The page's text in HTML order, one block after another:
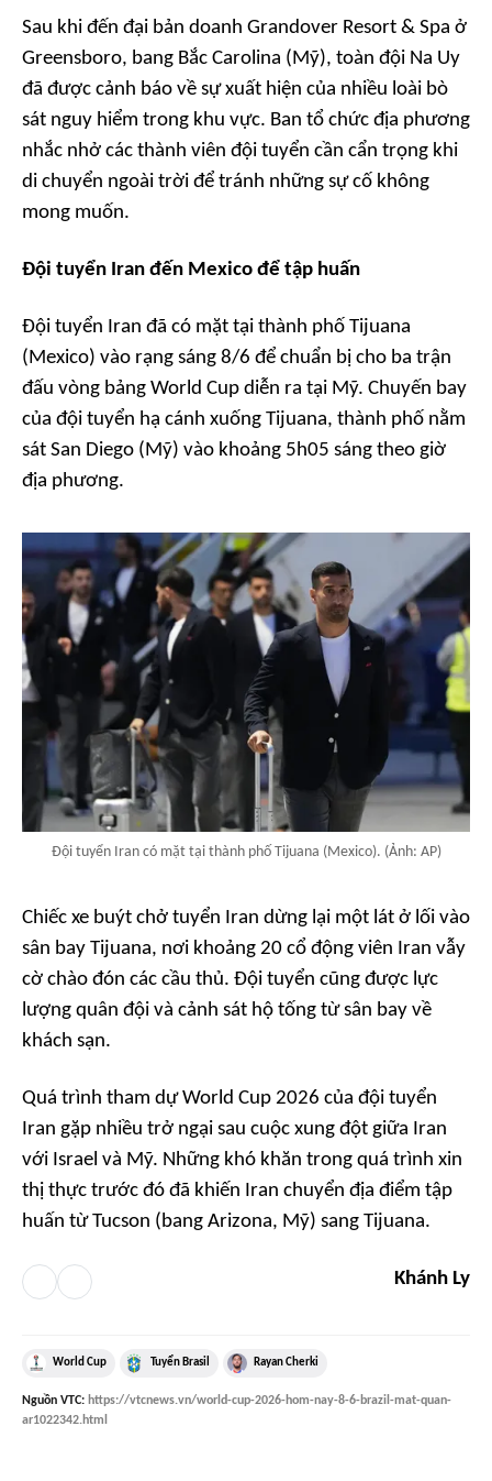
Sau khi đến đại bản doanh Grandover Resort & Spa ở
Greensboro, bang Bắc Carolina (Mỹ), toàn đội Na Uy
đã được cảnh báo về sự xuất hiện của nhiều loài bò
sát nguy hiểm trong khu vực. Ban tổ chức địa phương
nhắc nhở các thành viên đội tuyển cần cẩn trọng khi
di chuyển ngoài trời để tránh những sự cố không
mong muốn.
Đội tuyển Iran đến Mexico để tập huấn
Đội tuyển Iran đã có mặt tại thành phố Tijuana
(Mexico) vào rạng sáng 8/6 để chuẩn bị cho ba trận
đấu vòng bảng World Cup diễn ra tại Mỹ. Chuyến bay
của đội tuyển hạ cánh xuống Tijuana, thành phố nằm
sát San Diego (Mỹ) vào khoảng 5h05 sáng theo giờ
địa phương.
Đội tuyển Iran có mặt tại thành phố Tijuana (Mexico). (Ảnh: AP)
Chiếc xe buýt chở tuyển Iran dừng lại một lát ở lối vào
sân bay Tijuana, nơi khoảng 20 cổ động viên Iran vẫy
cờ chào đón các cầu thủ. Đội tuyển cũng được lực
lượng quân đội và cảnh sát hộ tống từ sân bay về
khách sạn.
Quá trình tham dự World Cup 2026 của đội tuyển
Iran gặp nhiều trở ngại sau cuộc xung đột giữa Iran
với Israel và Mỹ. Những khó khăn trong quá trình xin
thị thực trước đó đã khiến Iran chuyển địa điểm tập
huấn từ Tucson (bang Arizona, Mỹ) sang Tijuana.
Khánh Ly
World Cup Tuyển Brasil Rayan Cherki
Nguồn VTC: https://vtcnews.vn/world-cup-2026-hom-nay-8-6-brazil-mat-quan-
ar1022342.html